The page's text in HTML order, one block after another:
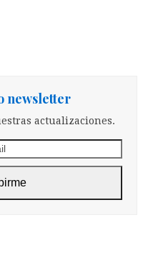
newsletter
actualizaciones.